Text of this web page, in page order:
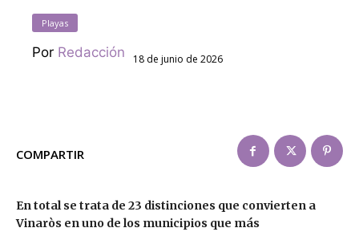
Playas
Por Redacción 18 de junio de 2026
COMPARTIR
En total se trata de 23 distinciones que convierten a
Vinaròs en uno de los municipios que más